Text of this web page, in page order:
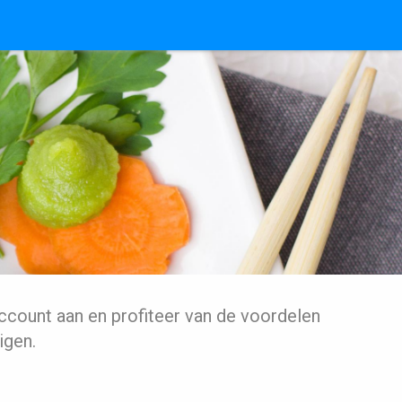
aan en profiteer van de voordelen